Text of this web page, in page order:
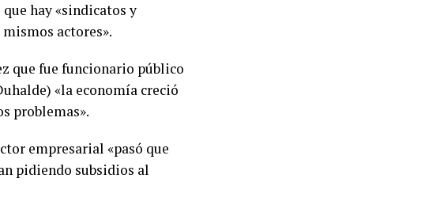
hay «sindicatos y
actores».
que fue funcionario público
«la economía creció
problemas».
empresarial «pasó que
pidiendo subsidios al